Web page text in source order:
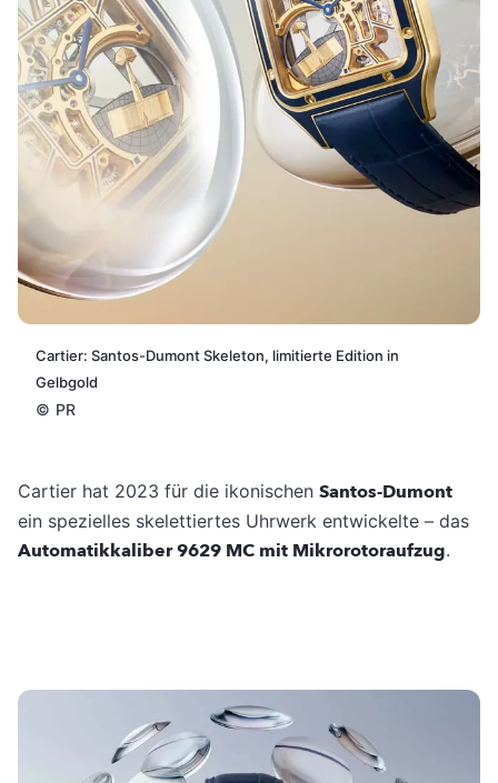
Cartier: Santos-Dumont Skeleton, limitierte Edition in
Gelbgold
© PR
Cartier hat 2023 für die ikonischen Santos-Dumont
ein spezielles skelettiertes Uhrwerk entwickelte – das
Automatikkaliber 9629 MC mit Mikrorotoraufzug.